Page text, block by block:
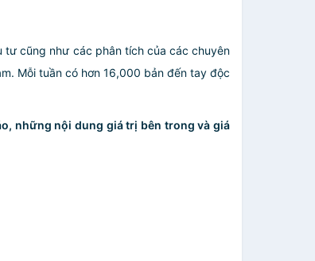
tư cũng như các phân tích của các chuyên
Mỗi tuần có hơn 16,000 bản đến tay độc
những nội dung giá trị bên trong và giá